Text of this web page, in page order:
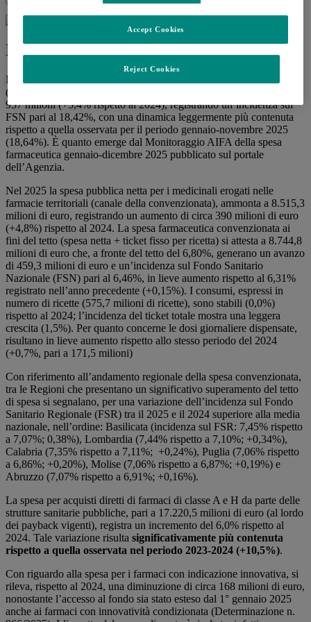
In avanzo la convenzionata di 460 mln
Nel 2025 la spesa farmaceutica pubblica complessiva
(convenzionata, acquisti diretti e ossigeno) ammonta a 24 miliardi e
937 milioni (+5,4% rispetto al 2024), registrando un’incidenza sul
FSN pari al 18,42%, con una dinamica leggermente più contenuta
rispetto a quella osservata per il periodo gennaio-novembre 2025
(18,64%). È quanto emerge dal Monitoraggio AIFA della spesa
farmaceutica gennaio-dicembre 2025 pubblicato sul portale
dell’Agenzia.
Nel 2025 la spesa pubblica netta per i medicinali erogati nelle
farmacie territoriali (canale della convenzionata), ammonta a 8.515,3
milioni di euro, registrando un aumento di circa 390 milioni di euro
(+4,8%) rispetto al 2024. La spesa farmaceutica convenzionata ai
fini del tetto (spesa netta + ticket fisso per ricetta) si attesta a 8.744,8
milioni di euro che, a fronte del tetto del 6,80%, generano un avanzo
di 459,3 milioni di euro e un’incidenza sul Fondo Sanitario
Nazionale (FSN) pari al 6,46%, in lieve aumento rispetto al 6,31%
registrato nell’anno precedente (+0,15%). I consumi, espressi in
numero di ricette (575,7 milioni di ricette), sono stabili (0,0%)
rispetto al 2024; l’incidenza del ticket totale mostra una leggera
crescita (1,5%). Per quanto concerne le dosi giornaliere dispensate,
risultano in lieve aumento rispetto allo stesso periodo del 2024
(+0,7%, pari a 171,5 milioni)
Con riferimento all’andamento regionale della spesa convenzionata,
tra le Regioni che presentano un significativo superamento del tetto
di spesa si segnalano, per una variazione dell’incidenza sul Fondo
Sanitario Regionale (FSR) tra il 2025 e il 2024 superiore alla media
nazionale, nell’ordine: Basilicata (incidenza sul FSR: 7,45% rispetto
a 7,07%; 0,38%), Lombardia (7,44% rispetto a 7,10%; +0,34%),
Calabria (7,35% rispetto a 7,11%; +0,24%), Puglia (7,06% rispetto
a 6,86%; +0,20%), Molise (7,06% rispetto a 6,87%; +0,19%) e
Abruzzo (7,07% rispetto a 6,91%; +0,16%).
La spesa per acquisti diretti di farmaci di classe A e H da parte delle
strutture sanitarie pubbliche, pari a 17.220,5 milioni di euro (al lordo
dei payback vigenti), registra un incremento del 6,0% rispetto al
2024. Tale variazione risulta significativamente più contenuta
rispetto a quella osservata nel periodo 2023-2024 (+10,5%).
Con riguardo alla spesa per i farmaci con indicazione innovativa, si
rileva, rispetto al 2024, una diminuzione di circa 168 milioni di euro,
nonostante l’accesso al fondo sia stato esteso dal 1° gennaio 2025
anche ai farmaci con innovatività condizionata (Determinazione n.
Reject Cookies
Accept Cookies